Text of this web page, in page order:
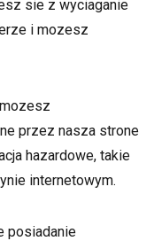
sie z wyciaganie
i mozesz
przez nasza strone
hazardowe, takie
internetowym.
posiadanie